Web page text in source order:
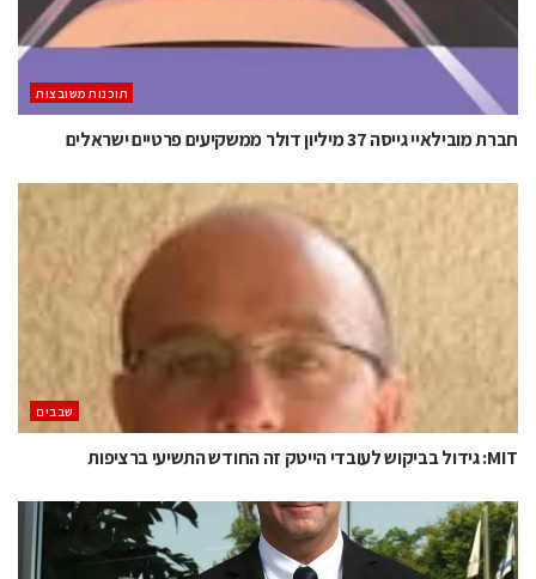
‫תוכנות משובצות‬
חברת מובילאיי גייסה 37 מיליון דולר ממשקיעים פרטיים ישראלים
‫שבבים‬
MIT: גידול בביקוש לעובדי הייטק זה החודש התשיעי ברציפות